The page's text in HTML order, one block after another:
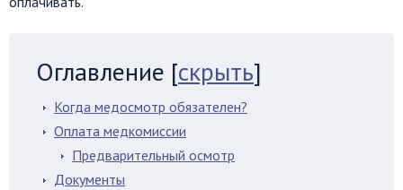
Оглавление [скрыть]
Когда медосмотр обязателен?
Оплата медкомиссии
Предварительный осмотр
Документы